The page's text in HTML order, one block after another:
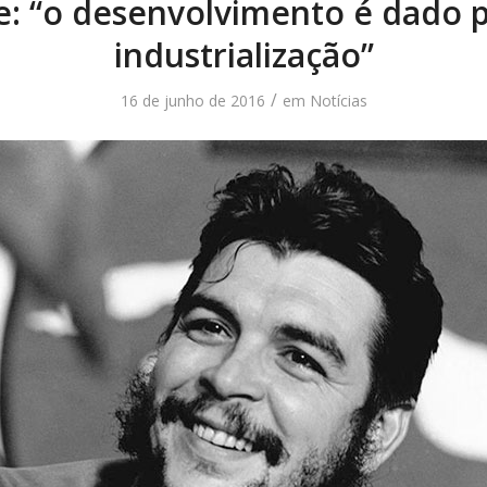
“o desenvolvimento é dado
industrialização”
16 de junho de 2016 / em Notícias